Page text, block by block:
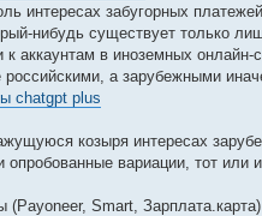
интересах забугорных
нибудь существует только
к аккаунтам в иноземных
а зарубежными
chatgpt plus
козыря интересах
вариации, тот или
(Payoneer, Smart, Зарплата.карта)